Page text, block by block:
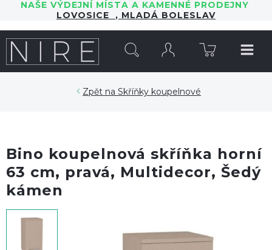
NAŠE VÝDEJNÍ MÍSTA A KAMENNÉ PRODEJNY
LOVOSICE , MLADÁ BOLESLAV
Skříňky koupelnové
Bino koupelnová skříňka horní
63 cm, pravá, Multidecor, Šedý
kámen